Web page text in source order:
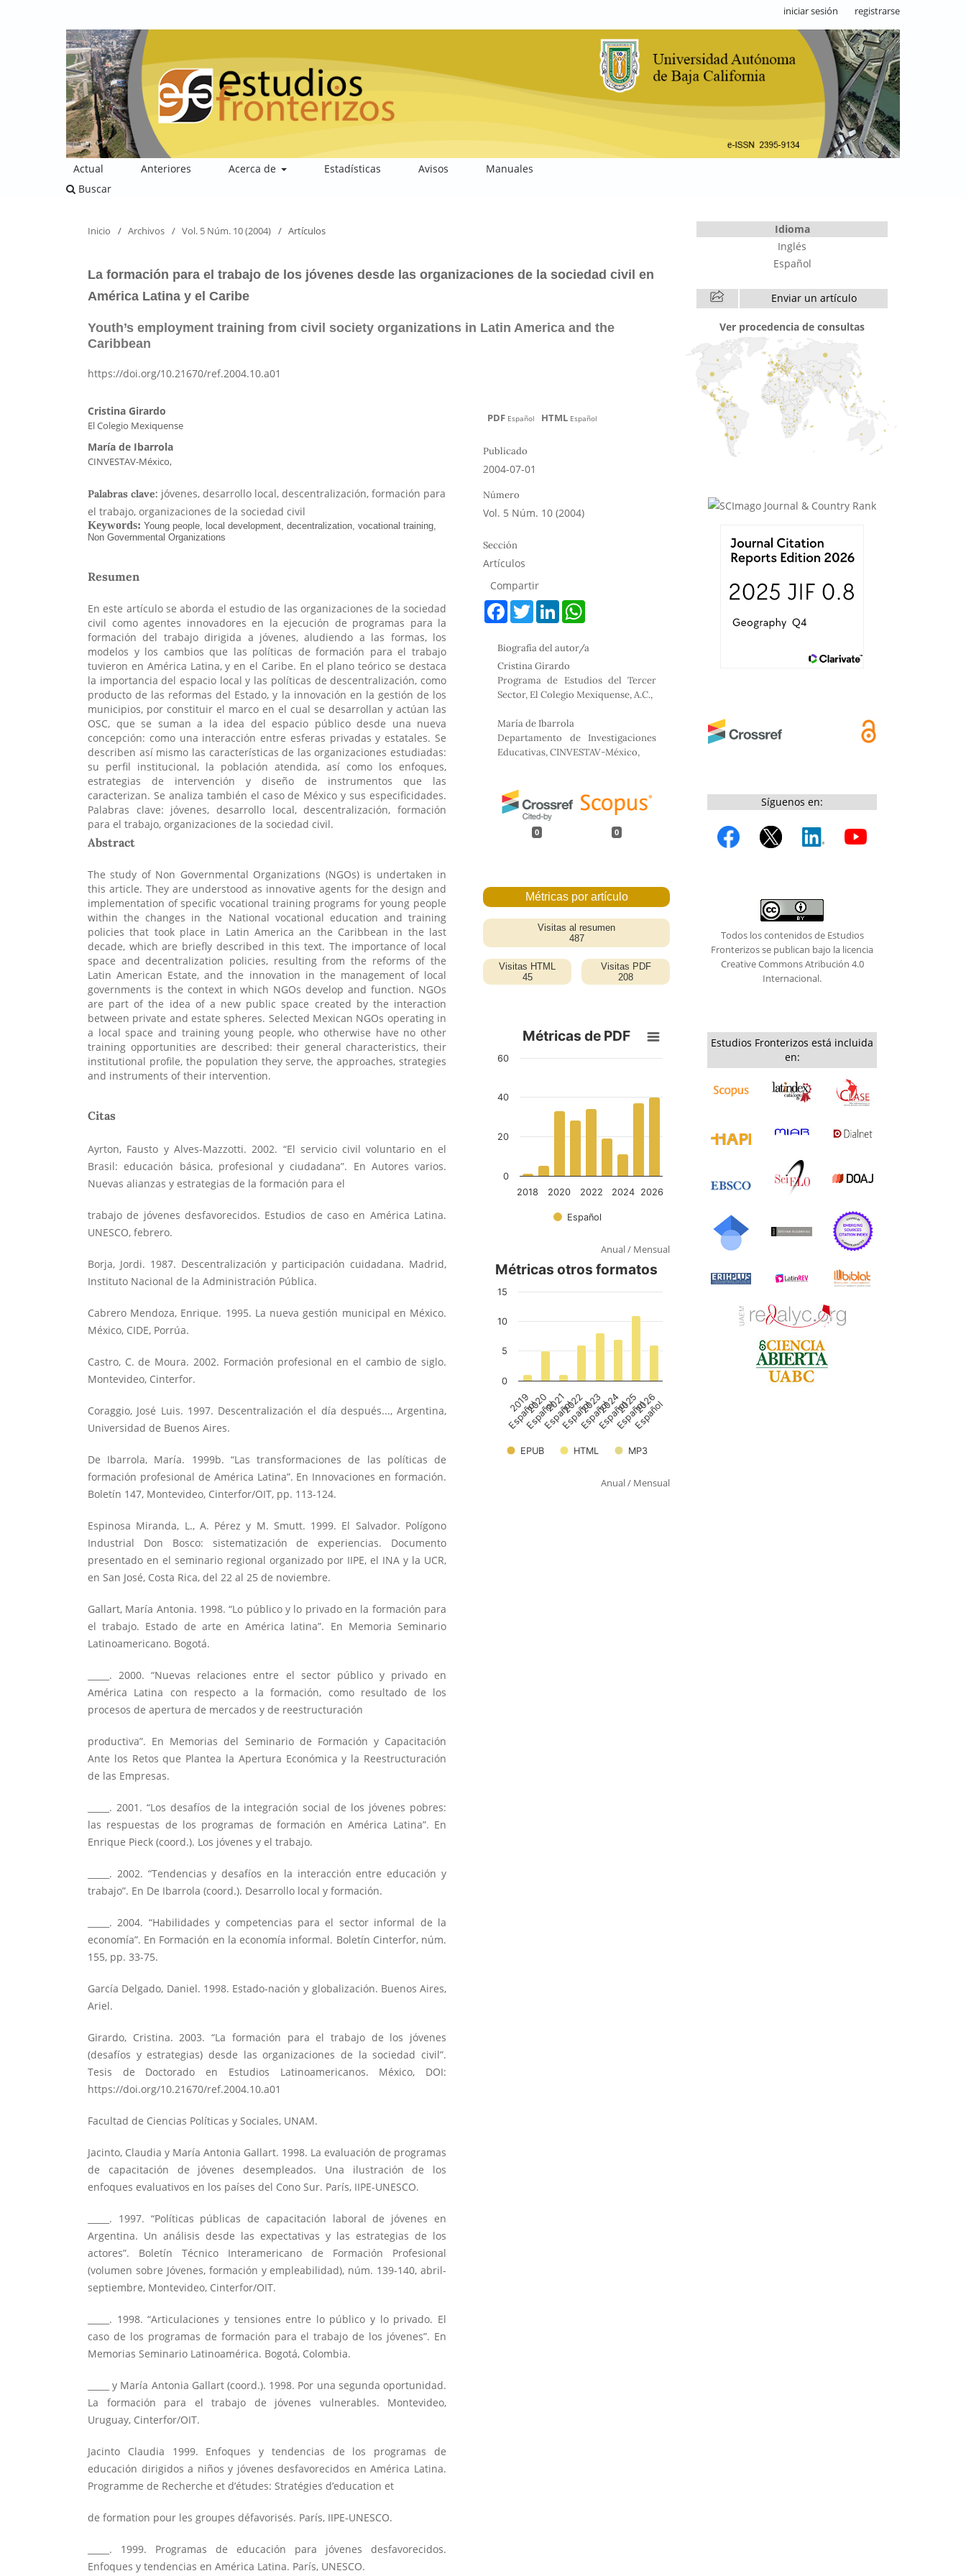
Actual Anteriores Acerca de Estadísticas Avisos
Manuales
Buscar
iniciar sesión registrarse
Inicio / Archivos / Vol. 5 Núm. 10 (2004) / Artículos
La formación para el trabajo de los jóvenes desde las organizaciones de la sociedad civil en
América Latina y el Caribe
Youth’s employment training from civil society organizations in Latin America and the
Caribbean
https://doi.org/10.21670/ref.2004.10.a01
Cristina Girardo
El Colegio Mexiquense
María de Ibarrola
CINVESTAV-México,
Palabras clave: jóvenes, desarrollo local, descentralización, formación para
el trabajo, organizaciones de la sociedad civil
Resumen
En este artículo se aborda el estudio de las organizaciones de la sociedad
civil como agentes innovadores en la ejecución de programas para la
formación del trabajo dirigida a jóvenes, aludiendo a las formas, los
modelos y los cambios que las políticas de formación para el trabajo
tuvieron en América Latina, y en el Caribe. En el plano teórico se destaca
la importancia del espacio local y las políticas de descentralización, como
producto de las reformas del Estado, y la innovación en la gestión de los
municipios, por constituir el marco en el cual se desarrollan y actúan las
OSC, que se suman a la idea del espacio público desde una nueva
concepción: como una interacción entre esferas privadas y estatales. Se
describen así mismo las características de las organizaciones estudiadas:
su perfil institucional, la población atendida, así como los enfoques,
estrategias de intervención y diseño de instrumentos que las
caracterizan. Se analiza también el caso de México y sus especificidades.
Palabras clave: jóvenes, desarrollo local, descentralización, formación
para el trabajo, organizaciones de la sociedad civil.
Abstract
The study of Non Governmental Organizations (NGOs) is undertaken in
this article. They are understood as innovative agents for the design and
implementation of specific vocational training programs for young people
within the changes in the National vocational education and training
policies that took place in Latin America an the Caribbean in the last
decade, which are briefly described in this text. The importance of local
space and decentralization policies, resulting from the reforms of the
Latin American Estate, and the innovation in the management of local
governments is the context in which NGOs develop and function. NGOs
are part of the idea of a new public space created by the interaction
between private and estate spheres. Selected Mexican NGOs operating in
a local space and training young people, who otherwise have no other
training opportunities are described: their general characteristics, their
institutional profile, the population they serve, the approaches, strategies
and instruments of their intervention.
Citas
Ayrton, Fausto y Alves-Mazzotti. 2002. “El servicio civil voluntario en el
Brasil: educación básica, profesional y ciudadana”. En Autores varios.
Nuevas alianzas y estrategias de la formación para el
trabajo de jóvenes desfavorecidos. Estudios de caso en América Latina.
UNESCO, febrero.
Borja, Jordi. 1987. Descentralización y participación cuidadana. Madrid,
Instituto Nacional de la Administración Pública.
Cabrero Mendoza, Enrique. 1995. La nueva gestión municipal en México.
México, CIDE, Porrúa.
Castro, C. de Moura. 2002. Formación profesional en el cambio de siglo.
Montevideo, Cinterfor.
Coraggio, José Luis. 1997. Descentralización el día después..., Argentina,
Universidad de Buenos Aires.
De Ibarrola, María. 1999b. “Las transformaciones de las políticas de
formación profesional de América Latina”. En Innovaciones en formación.
Boletín 147, Montevideo, Cinterfor/OIT, pp. 113-124.
Espinosa Miranda, L., A. Pérez y M. Smutt. 1999. El Salvador. Polígono
Industrial Don Bosco: sistematización de experiencias. Documento
presentado en el seminario regional organizado por IIPE, el INA y la UCR,
en San José, Costa Rica, del 22 al 25 de noviembre.
Gallart, María Antonia. 1998. “Lo público y lo privado en la formación para
el trabajo. Estado de arte en América latina”. En Memoria Seminario
Latinoamericano. Bogotá.
_____. 2000. “Nuevas relaciones entre el sector público y privado en
América Latina con respecto a la formación, como resultado de los
procesos de apertura de mercados y de reestructuración
productiva”. En Memorias del Seminario de Formación y Capacitación
Ante los Retos que Plantea la Apertura Económica y la Reestructuración
de las Empresas.
_____. 2001. “Los desafíos de la integración social de los jóvenes pobres:
las respuestas de los programas de formación en América Latina”. En
Enrique Pieck (coord.). Los jóvenes y el trabajo.
_____. 2002. “Tendencias y desafíos en la interacción entre educación y
trabajo”. En De Ibarrola (coord.). Desarrollo local y formación.
_____. 2004. “Habilidades y competencias para el sector informal de la
economía”. En Formación en la economía informal. Boletín Cinterfor, núm.
155, pp. 33-75.
García Delgado, Daniel. 1998. Estado-nación y globalización. Buenos Aires,
Ariel.
Girardo, Cristina. 2003. “La formación para el trabajo de los jóvenes
(desafíos y estrategias) desde las organizaciones de la sociedad civil”.
Tesis de Doctorado en Estudios Latinoamericanos. México, DOI:
https://doi.org/10.21670/ref.2004.10.a01
Facultad de Ciencias Políticas y Sociales, UNAM.
Jacinto, Claudia y María Antonia Gallart. 1998. La evaluación de programas
de capacitación de jóvenes desempleados. Una ilustración de los
enfoques evaluativos en los países del Cono Sur. París, IIPE-UNESCO.
_____. 1997. “Políticas públicas de capacitación laboral de jóvenes en
Argentina. Un análisis desde las expectativas y las estrategias de los
actores”. Boletín Técnico Interamericano de Formación Profesional
(volumen sobre Jóvenes, formación y empleabilidad), núm. 139-140, abril-
septiembre, Montevideo, Cinterfor/OIT.
_____. 1998. “Articulaciones y tensiones entre lo público y lo privado. El
caso de los programas de formación para el trabajo de los jóvenes”. En
Memorias Seminario Latinoamérica. Bogotá, Colombia.
_____ y María Antonia Gallart (coord.). 1998. Por una segunda oportunidad.
La formación para el trabajo de jóvenes vulnerables. Montevideo,
Uruguay, Cinterfor/OIT.
Jacinto Claudia 1999. Enfoques y tendencias de los programas de
educación dirigidos a niños y jóvenes desfavorecidos en América Latina.
Programme de Recherche et d’études: Stratégies d’education et
de formation pour les groupes défavorisés. París, IIPE-UNESCO.
_____. 1999. Programas de educación para jóvenes desfavorecidos.
Enfoques y tendencias en América Latina. París, UNESCO.
PDF Español HTML Español
Publicado
2004-07-01
Número
Vol. 5 Núm. 10 (2004)
Sección
Artículos
Compartir
F
a
b
o
o
k
T
w
t
e
r
L
e
d
I
n
s
p
p
Biografía del autor/a
Cristina Girardo
Programa de Estudios del Tercer
Sector, El Colegio Mexiquense, A.C.,
María de Ibarrola
Departamento de Investigaciones
Educativas, CINVESTAV-México,
0 0
Anual/ Mensual
Anual/ Mensual
Idioma
Inglés
Español
Enviar un artículo
Ver procedencia de consultas
Síguenos en:
Todos los contenidos de Estudios
Fronterizos se publican bajo la licencia
Creative Commons Atribución 4.0
Internacional.
Estudios Fronterizos está incluida
en: